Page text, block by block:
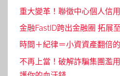
重大變革！聯徵中心個人信
金融FastID跨出金融圈 拓展
時間＋紀律＝小資資產翻倍
不再上當！破解詐騙集團濫